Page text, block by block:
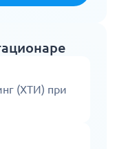
(ХТИ) при